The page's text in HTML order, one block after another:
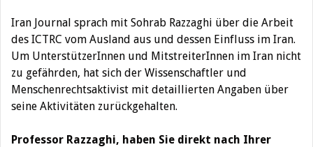
Iran Journal sprach mit Sohrab Razzaghi über die Arbeit
des ICTRC vom Ausland aus und dessen Einfluss im Iran.
Um UnterstützerInnen und MitstreiterInnen im Iran nicht
zu gefährden, hat sich der Wissenschaftler und
Menschenrechtsaktivist mit detaillierten Angaben über
seine Aktivitäten zurückgehalten.
Professor Razzaghi, haben Sie direkt nach Ihrer